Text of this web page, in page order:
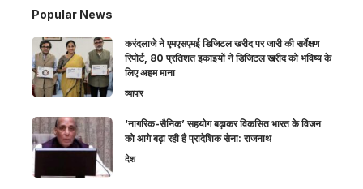
Popular News
करंदलाजे ने एमएसएमई डिजिटल खरीद पर जारी की सर्वेक्षण
रिपोर्ट, 80 प्रतिशत इकाइयों ने डिजिटल खरीद को भविष्य के
लिए अहम माना
व्यापार
‘नागरिक-सैनिक’ सहयोग बढ़ाकर विकसित भारत के विजन
को आगे बढ़ा रही है प्रादेशिक सेना: राजनाथ
देश